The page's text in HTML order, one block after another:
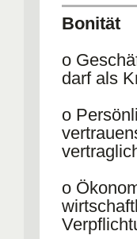
Bonität
o
darf als
o
o